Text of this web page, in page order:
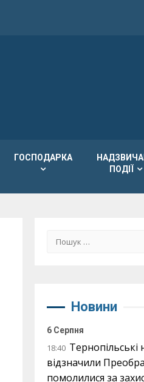
ГОСПОДАРКА
ПОДІЇ
Пошук:
Новини
6 Серпня
18:40 Тернопільські
відзначили
помолилися за